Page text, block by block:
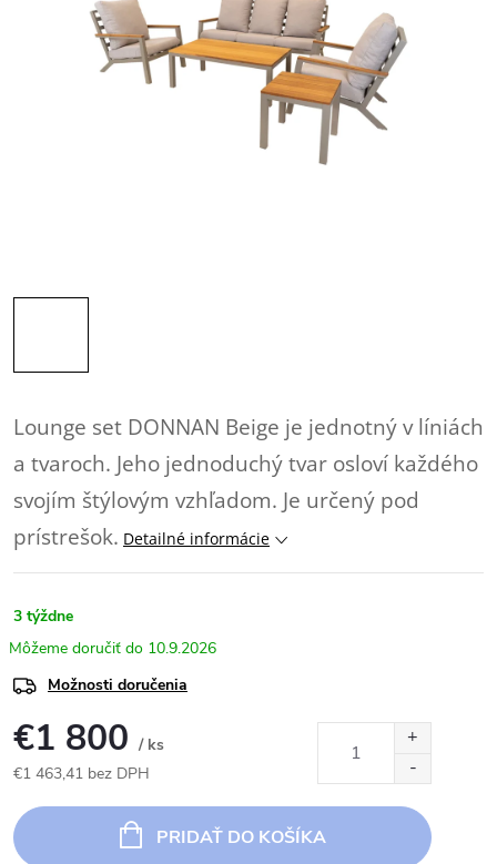
Lounge set DONNAN Beige je jednotný v líniách
a tvaroch. Jeho jednoduchý tvar osloví každého
svojím štýlovým vzhľadom. Je určený pod
prístrešok. Detailné informácie
3 týždne
10.9.2026
Možnosti doručenia
€1 800 / ks
€1 463,41 bez DPH
cena:
PRIDAŤ DO KOŠÍKA